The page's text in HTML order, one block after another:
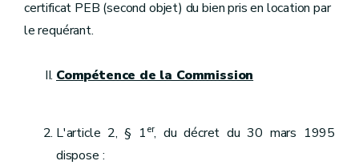
certificat PEB (second objet) du bien pris en location par
le requérant.
Compétence de la Commission
L'article 2, § 1er, du décret du 30 mars 1995
dispose :